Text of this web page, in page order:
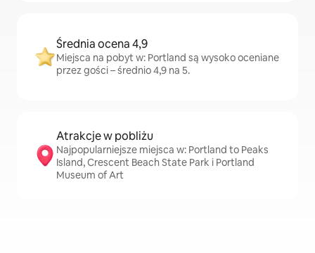
Średnia ocena 4,9
Miejsca na pobyt w: Portland są wysoko oceniane
przez gości – średnio 4,9 na 5.
Atrakcje w pobliżu
Najpopularniejsze miejsca w: Portland to Peaks
Island, Crescent Beach State Park i Portland
Museum of Art